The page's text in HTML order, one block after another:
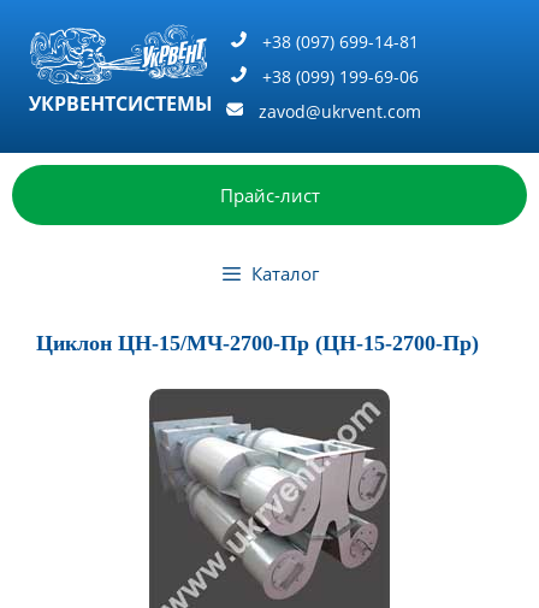
содержимому
УКРВЕНТСИСТЕМЫ
+38 (097) 699-14-81
+38 (099) 199-69-06
zavod@ukrvent.com
Прайс-лист
Каталог
Циклон ЦН-15/МЧ-2700-Пр (ЦН-15-2700-Пр)